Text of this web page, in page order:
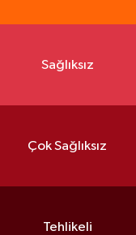
Sağlıksız
Çok Sağlıksız
Tehlikeli